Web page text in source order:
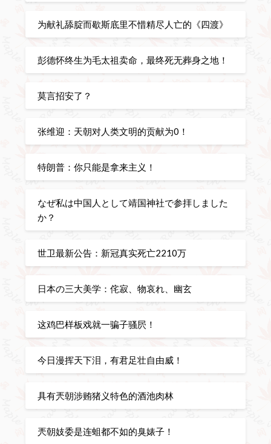
为献礼舔腚而歇斯底里不惜精尽人亡的《四渡》
彭德怀终生为毛太祖卖命，最终死无葬身之地！
莫言招安了？
张维迎：天朝对人类文明的贡献为0！
特朗普：你只能是拿来主义！
なぜ私は中国人として靖国神社で参拝しました
か？
世卫最新公告：新冠真实死亡2210万
日本の三大美学：侘寂、物哀れ、幽玄
这鸡巴样板戏就一骗子骚屄！
今日漫挥天下泪，有君足壮自由威！
具有兲朝涉贿猪义特色的酒池肉林
兲朝妓委是连蛆都不如的臭婊子！